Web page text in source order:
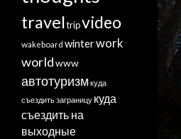
traveltripvideo
wakeboard winterwork
worldwww
автотуризмкуда
съездить заграницу куда
съездить на
выходные